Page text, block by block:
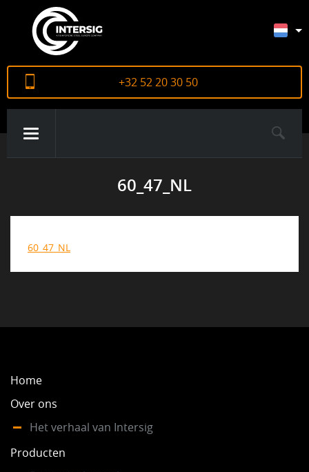
+32 52 20 30 50
NEWS
VACATURES
DUURZAAM
60_47_NL
60_47_NL
Home
Over ons
Het verhaal van Intersig
Producten